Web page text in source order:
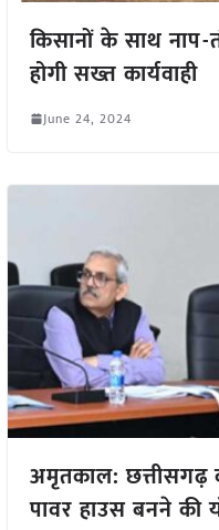
किसानों के साथ
होगी सख्त कार्यवाही
June 24, 2024
अमृतकाल: छत्तीसगढ़
पावर हाउस बनने की